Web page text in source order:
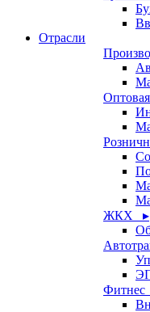
Отрасли
ЖКХ ▸